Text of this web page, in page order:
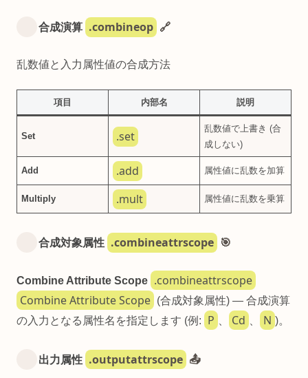
合成演算 .combineop 🔗
乱数値と入力属性値の合成方法
項目 内部名 説明
Set .set
乱数値で上書き (合
成しない)
Add .add 属性値に乱数を加算
Multiply .mult 属性値に乱数を乗算
合成対象属性 .combineattrscope 🎯
Combine Attribute Scope .combineattrscope
Combine Attribute Scope
(合成対象属性) — 合成演算
の入力となる属性名を指定します (例:
P Cd N )。
出力属性 .outputattrscope 📤